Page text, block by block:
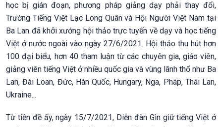
học bị gián đoạn, phương pháp giảng dạy phải thay đổi,
Trường Tiếng Việt Lạc Long Quân và Hội Người Việt Nam tại
Ba Lan đã khởi xướng hội thảo trực tuyến về dạy và học tiếng
Việt ở nước ngoài vào ngày 27/6/2021. Hội thảo thu hút hơn
100 đại biểu, hơn 40 tham luận từ các chuyên gia, giáo viên,
giảng viên tiếng Việt ở nhiều quốc gia và vùng lãnh thổ như Ba
Lan, Đài Loan, Đức, Hàn Quốc, Hungary, Nga, Pháp, Thái Lan,
Ukraine...
Từ tiền đề ấy, ngày 15/7/2021, Diễn đàn Gìn giữ tiếng Việt ở